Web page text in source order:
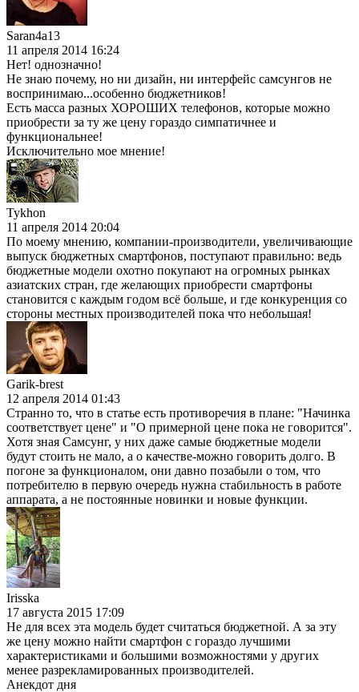
Saran4a13
11 апреля 2014 16:24
Нет! однозначно!
Не знаю почему, но ни дизайн, ни интерфейс самсунгов не
воспринимаю...особенно бюджетников!
Есть масса разных ХОРОШИХ телефонов, которые можно
приобрести за ту же цену гораздо симпатичнее и
функциональнее!
Исключительно мое мнение!
Tykhon
11 апреля 2014 20:04
По моему мнению, компании-производители, увеличивающие
выпуск бюджетных смартфонов, поступают правильно: ведь
бюджетные модели охотно покупают на огромных рынках
азиатских стран, где желающих приобрести смартфоны
становится с каждым годом всё больше, и где конкуренция со
стороны местных производителей пока что небольшая!
Garik-brest
12 апреля 2014 01:43
Странно то, что в статье есть противоречия в плане: "Начинка
соответствует цене" и "О примерной цене пока не говорится".
Хотя зная Самсунг, у них даже самые бюджетные модели
будут стоить не мало, а о качестве-можно говорить долго. В
погоне за функционалом, они давно позабыли о том, что
потребителю в первую очередь нужна стабильность в работе
аппарата, а не постоянные новинки и новые функции.
Irisska
17 августа 2015 17:09
Не для всех эта модель будет считаться бюджетной. А за эту
же цену можно найти смартфон с гораздо лучшими
характеристиками и большими возможностями у других
менее разрекламированных производителей.
Анекдот дня